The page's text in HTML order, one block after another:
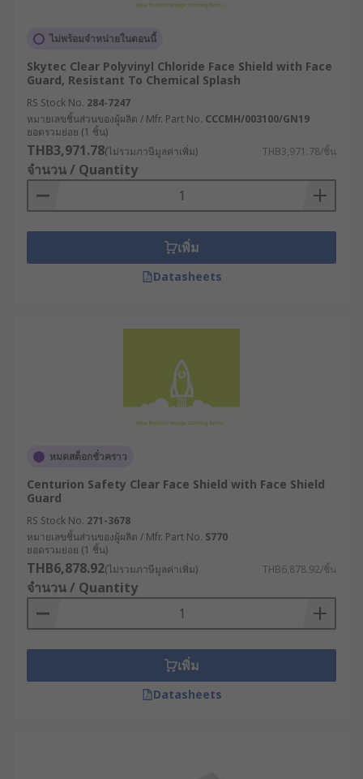
ใช้จ่ายระยะยาว รวมทั้งควรตรวจสอบความเสีย
หายเป็นประจำ และเปลี่ยนใหม่เมื่อจำเป็น
RS ขายเฟซชีลด์ (Face Shield)
คุณภาพสูง ราคาโรงงาน
หากต้องการเพิ่มความปลอดภัยให้แก่ผู้ปฏิบัติงานใน
อุตสาหกรรมของคุณด้วยเฟซชีลด์ มีขายที่เว็บไซต์ RS
ศูนย์รวมหน้ากากเฟซชีลด์คุณภาพจากแบรนด์ชั้นนำ
เช่นRS PRO Honeywell Safety
เลือกหลากหลายรูปแบบ ครอบคลุมทุกการใช้งาน
สำหรับทุกอุตสาหกรรม สามารถเลือกชมและสั่งซื้อได้
สะดวกตลอด 24 ชม. ที่เว็บไซต์ของเรา พร้อมบริการจัด
ส่งทั่วประเทศไทย หรือปรึกษาผู้เชี่ยวชาญเพื่อเลือก
ไม่พร้อมจำหน่ายในตอนนี้
Skytec Clear Polyvinyl Chloride Face Shield with Face
Guard, Resistant To Chemical Splash
RS Stock No. 284-7247
หมายเลขชิ้นส่วนของผู้ผลิต / Mfr. Part No. CCCMH/003100/GN19
ยอดรวมย่อย (1 ชิ้น)
THB3,971.78(ไม่รวมภาษีมูลค่าเพิ่ม) THB3,971.78/ชิ้น
จำนวน / Quantity
เพิ่ม
Datasheets
หมดสต็อกชั่วคราว
Centurion Safety Clear Face Shield with Face Shield
Guard
RS Stock No. 271-3678
หมายเลขชิ้นส่วนของผู้ผลิต / Mfr. Part No. S770
ยอดรวมย่อย (1 ชิ้น)
THB6,878.92(ไม่รวมภาษีมูลค่าเพิ่ม) THB6,878.92/ชิ้น
จำนวน / Quantity
เพิ่ม
Datasheets